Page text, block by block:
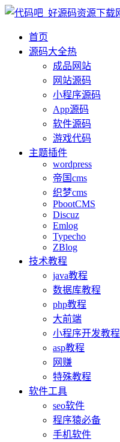
首页
源码大全热
成品网站
网站源码
小程序源码
App源码
软件源码
游戏代码
主题插件
wordpress
帝国cms
织梦cms
PbootCMS
Discuz
Emlog
Typecho
ZBlog
技术教程
java教程
数据库教程
php教程
大前端
小程序开发教程
asp教程
网赚
特殊教程
软件工具
seo软件
程序猿必备
手机软件